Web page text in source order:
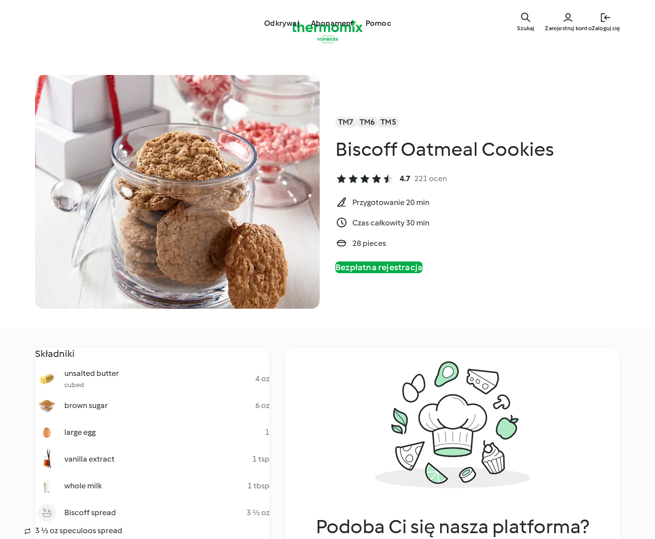
głównej
Odkrywaj Abonament Pomoc
Zarejestruj kontoZaloguj się
Szukaj
TM7 TM6 TM5
Biscoff Oatmeal Cookies
4.7 221 ocen
Przygotowanie 20 min
Czas całkowity 30 min
28 pieces
Bezpłatna rejestracja
Składniki
unsalted butter
cubed
4 oz
brown sugar 6 oz
large egg 1
vanilla extract 1 tsp
whole milk 1 tbsp
Biscoff spread
3 ½ oz
3 ½ oz speculoos spread
Podoba Ci się nasza platforma?